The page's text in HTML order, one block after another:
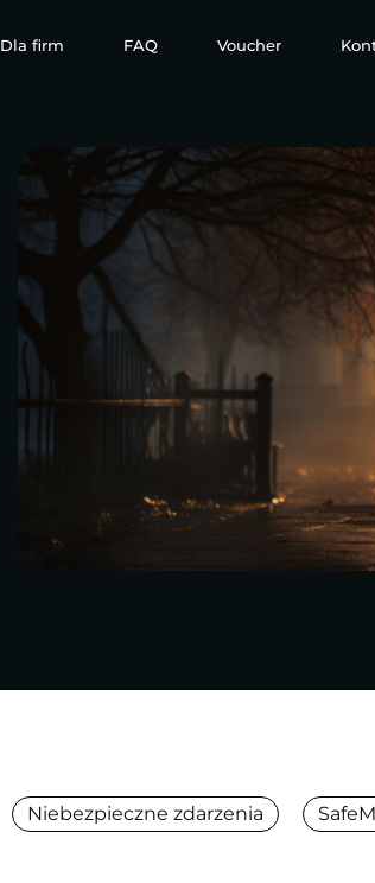
Dla firm FAQ Voucher
Niebezpieczne zdarzenia